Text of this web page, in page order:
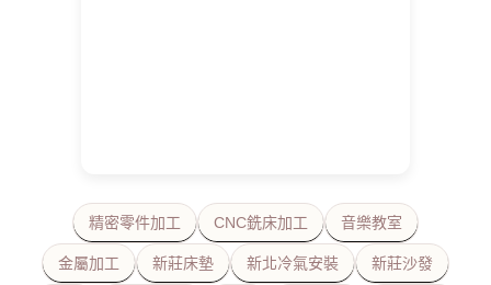
精密零件加工 CNC銑床加工 音樂教室
金屬加工 新莊床墊 新北冷氣安裝 新莊沙發